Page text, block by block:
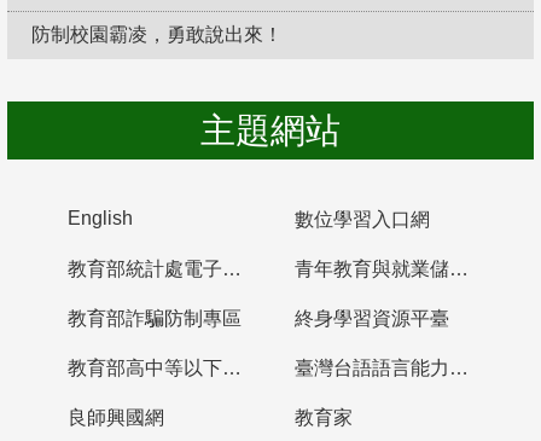
防制校園霸凌，勇敢說出來！
主題網站
English 數位學習入口網
教育部統計處電子書櫃 青年教育與就業儲蓄帳戶
教育部詐騙防制專區 終身學習資源平臺
教育部高中等以下學校及幼兒園教師資格檢定考試 臺灣台語語言能力認證網站
良師興國網
教育家